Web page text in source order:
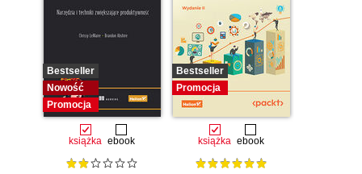
Bestseller
Nowość
Promocja
książka ebook
Bestseller
Promocja
książka ebook